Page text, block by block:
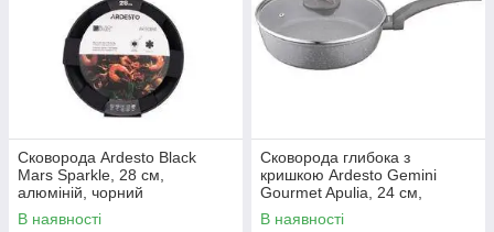
Сковорода Ardesto Black
Mars Sparkle, 28 см,
алюміній, чорний
(AR1928BM)
В наявності
Сковорода глибока з
кришкою Ardesto Gemini
Gourmet Apulia, 24 см,
алюміній, сірий (AR2424GGL)
В наявності